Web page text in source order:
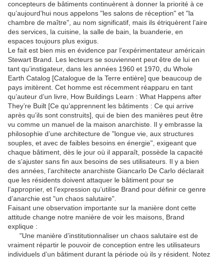
concepteurs de bâtiments continuèrent à donner la priorité à ce
qu’aujourd’hui nous appelons "les salons de réception" et "la
chambre de maître", au nom significatif, mais ils étriquèrent l’aire
des services, la cuisine, la salle de bain, la buanderie, en
espaces toujours plus exigus.
Le fait est bien mis en évidence par l’expérimentateur américain
Stewart Brand. Les lecteurs se souviennent peut être de lui en
tant qu’instigateur, dans les années 1960 et 1970, du Whole
Earth Catalog [Catalogue de la Terre entière] que beaucoup de
pays imitèrent. Cet homme est récemment réapparu en tant
qu’auteur d’un livre, How Buildings Learn : What Happens after
They’re Built [Ce qu’apprennent les bâtiments : Ce qui arrive
après qu’ils sont construits], qui de bien des manières peut être
vu comme un manuel de la maison anarchiste. Il y embrasse la
philosophie d’une architecture de "longue vie, aux structures
souples, et avec de faibles besoins en énergie", exigeant que
chaque bâtiment, dès le jour où il apparaît, possède la capacité
de s’ajuster sans fin aux besoins de ses utilisateurs. Il y a bien
des années, l’architecte anarchiste Giancarlo De Carlo déclarait
que les résidents doivent attaquer le bâtiment pour se
l’approprier, et l’expression qu’utilise Brand pour définir ce genre
d’anarchie est "un chaos salutaire".
Faisant une observation importante sur la manière dont cette
attitude change notre manière de voir les maisons, Brand
explique :
"Une manière d’institutionnaliser un chaos salutaire est de
vraiment répartir le pouvoir de conception entre les utilisateurs
individuels d’un bâtiment durant la période où ils y résident. Notez